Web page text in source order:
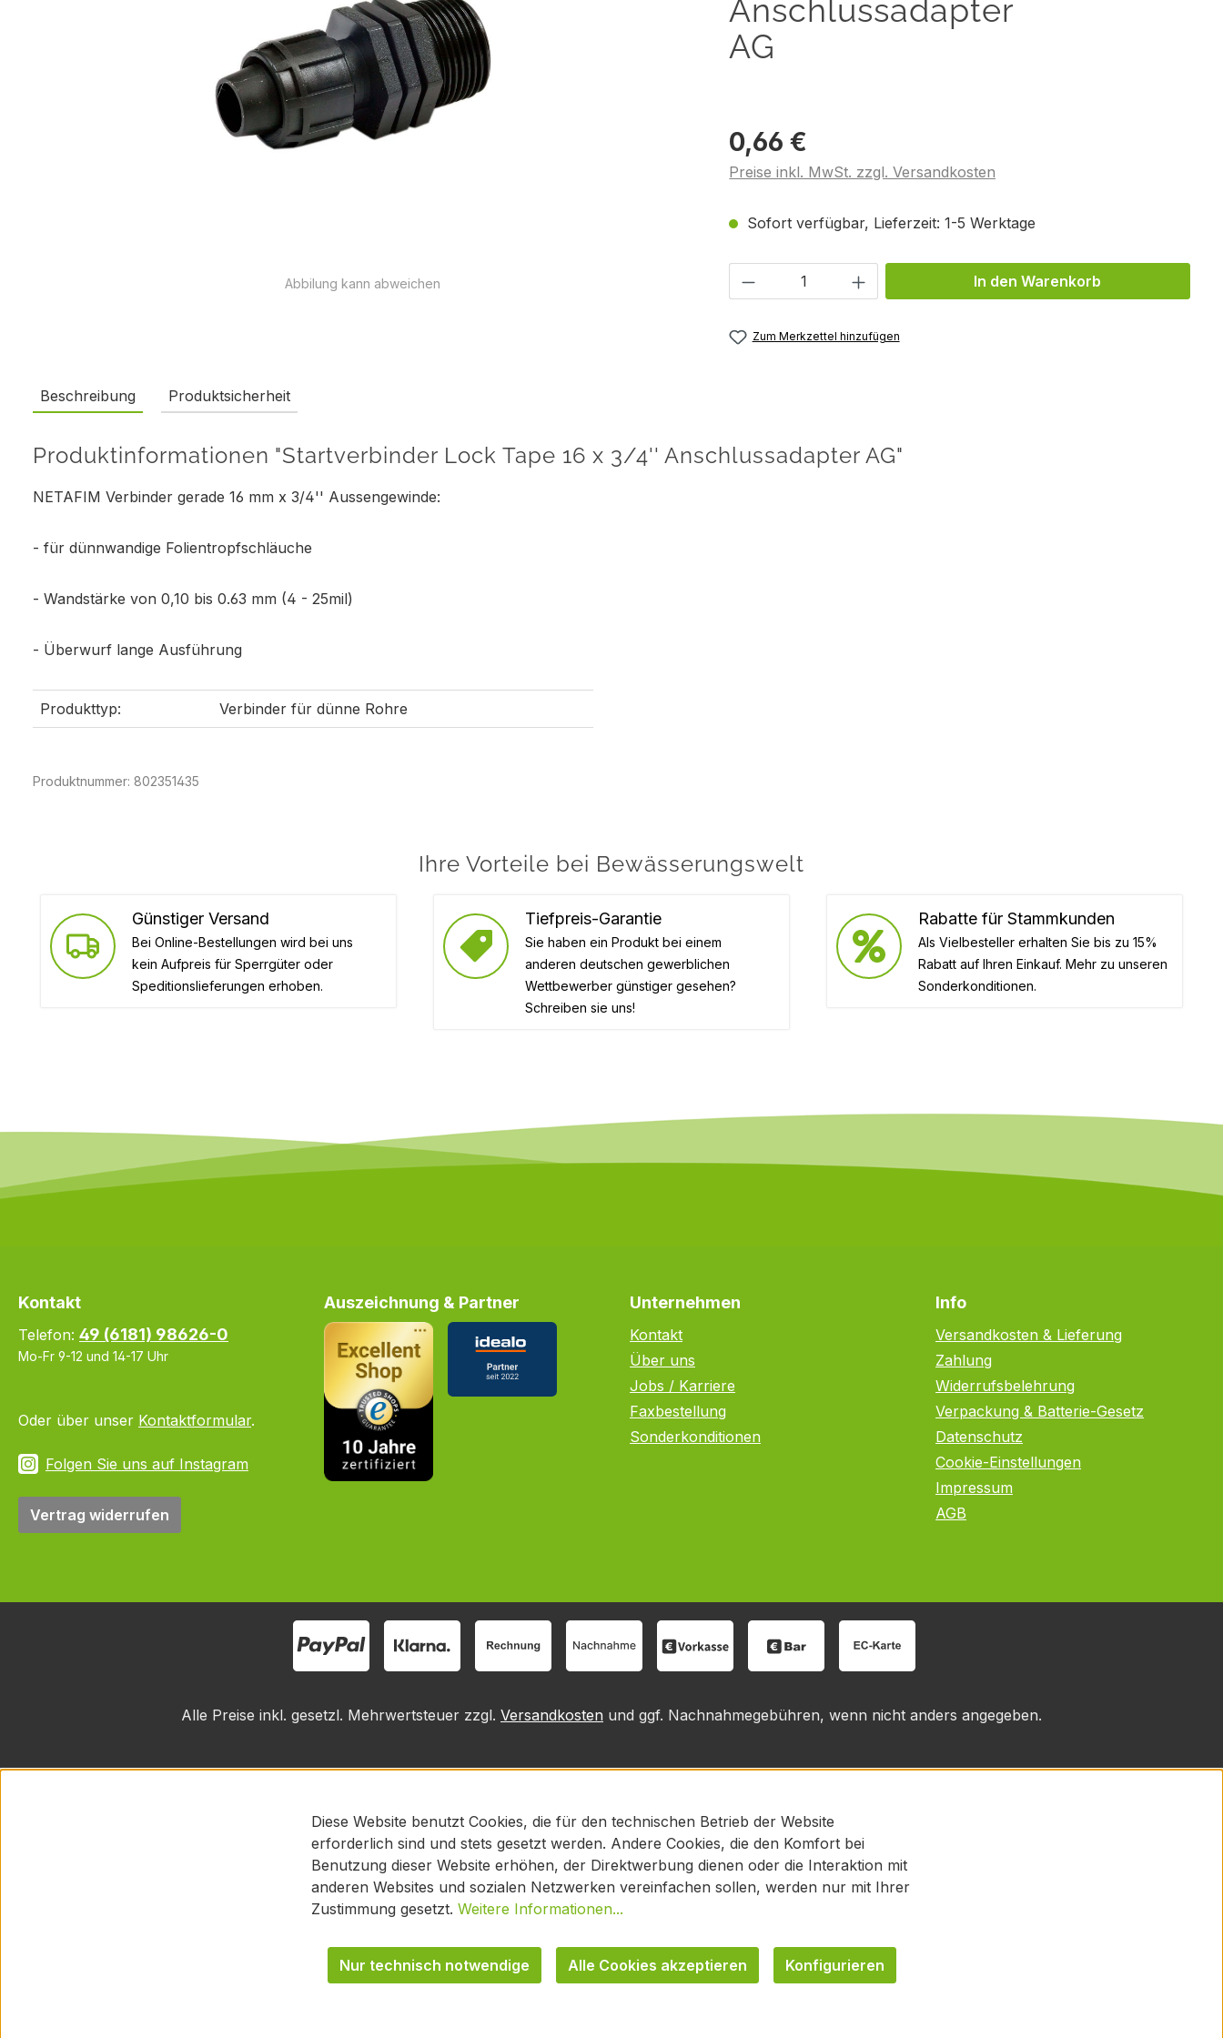
Abbilung kann abweichen
Anschlussadapter
AG
0,66 €
Preise inkl. MwSt. zzgl. Versandkosten
Sofort verfügbar, Lieferzeit: 1-5 Werktage
Produkt Anzahl: Gib den gewünschten Wert
In den Warenkorb
Zum Merkzettel hinzufügen
Beschreibung Produktsicherheit
Produktinformationen "Startverbinder Lock Tape 16 x 3/4'' Anschlussadapter AG"
NETAFIM Verbinder gerade 16 mm x 3/4'' Aussengewinde:
- für dünnwandige Folientropfschläuche
- Wandstärke von 0,10 bis 0.63 mm (4 - 25mil)
- Überwurf lange Ausführung
Produkttyp: Verbinder für dünne Rohre
Produktnummer: 802351435
Ihre Vorteile bei Bewässerungswelt
Günstiger Versand
Bei Online-Bestellungen wird bei uns
kein Aufpreis für Sperrgüter oder
Speditionslieferungen erhoben.
Tiefpreis-Garantie
Sie haben ein Produkt bei einem
anderen deutschen gewerblichen
Wettbewerber günstiger gesehen?
Schreiben sie uns!
Rabatte für Stammkunden
Als Vielbesteller erhalten Sie bis zu 15%
Rabatt auf Ihren Einkauf. Mehr zu unseren
Sonderkonditionen.
Kontakt
Telefon: 49 (6181) 98626-0
Mo-Fr 9-12 und 14-17 Uhr
Oder über unser Kontaktformular.
Folgen Sie uns auf Instagram
Vertrag widerrufen
Auszeichnung & Partner Unternehmen
Kontakt
Über uns
Jobs / Karriere
Faxbestellung
Sonderkonditionen
Info
Versandkosten & Lieferung
Zahlung
Widerrufsbelehrung
Verpackung & Batterie-Gesetz
Datenschutz
Cookie-Einstellungen
Impressum
AGB
Alle Preise inkl. gesetzl. Mehrwertsteuer zzgl. Versandkosten und ggf. Nachnahmegebühren, wenn nicht anders angegeben.
Diese Website benutzt Cookies, die für den technischen Betrieb der Website
erforderlich sind und stets gesetzt werden. Andere Cookies, die den Komfort bei
Benutzung dieser Website erhöhen, der Direktwerbung dienen oder die Interaktion mit
anderen Websites und sozialen Netzwerken vereinfachen sollen, werden nur mit Ihrer
Zustimmung gesetzt. Weitere Informationen...
Nur technisch notwendige Alle Cookies akzeptieren Konfigurieren